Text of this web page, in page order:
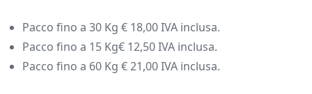
Pacco fino a 30 Kg € 18,00 IVA inclusa.
Pacco fino a 15 Kg€ 12,50 IVA inclusa.
Pacco fino a 60 Kg € 21,00 IVA inclusa.